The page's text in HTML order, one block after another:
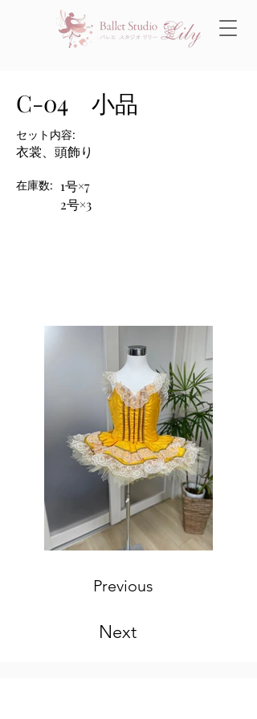
C-04 小品
セット内容:
衣裳、頭飾り
在庫数: 1号×7
2号×3
Next
Previous